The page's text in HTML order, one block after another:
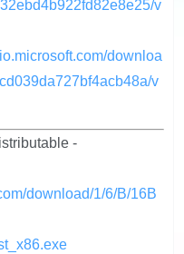
v
downloa
v
-
download/1/6/B/16B